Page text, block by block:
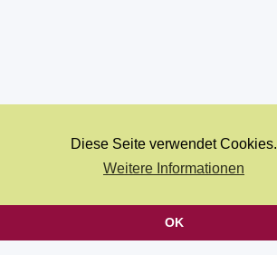
Diese Seite verwendet Cookies.
Weitere Informationen
OK